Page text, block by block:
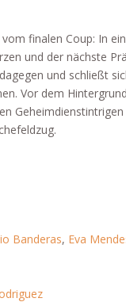
finalen Coup: In
und der nächste
und schließt
Vor dem
Banderas, Eva